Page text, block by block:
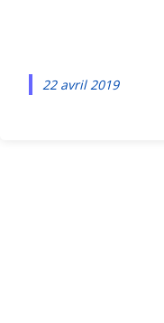
22 avril 2019